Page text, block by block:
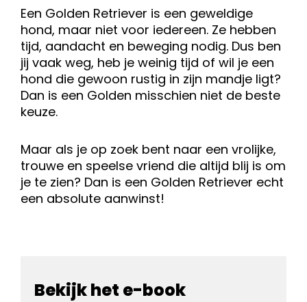
Een Golden Retriever is een geweldige
hond, maar niet voor iedereen. Ze hebben
tijd, aandacht en beweging nodig. Dus ben
jij vaak weg, heb je weinig tijd of wil je een
hond die gewoon rustig in zijn mandje ligt?
Dan is een Golden misschien niet de beste
keuze.
Maar als je op zoek bent naar een vrolijke,
trouwe en speelse vriend die altijd blij is om
je te zien? Dan is een Golden Retriever echt
een absolute aanwinst!
Bekijk het e-book